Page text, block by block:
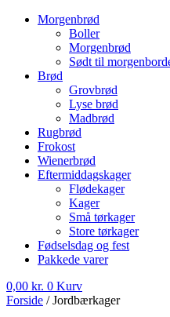
Morgenbrød
Boller
Morgenbrød
Sødt til
Brød
Grovbrød
Lyse brød
Madbrød
Rugbrød
Frokost
Wienerbrød
Eftermiddagskager
Flødekager
Kager
Små tørkager
Store tørkager
Fødselsdag og fest
Pakkede varer
0,00 kr. 0 Kurv
Forside / Jordbærkager